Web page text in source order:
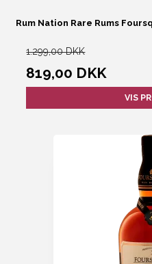
Rum Nation Rare Rums
1.299,00 DKK
819,00 DKK
VIS